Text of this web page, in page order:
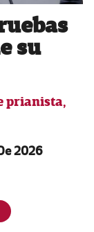
su
prianista,
2026